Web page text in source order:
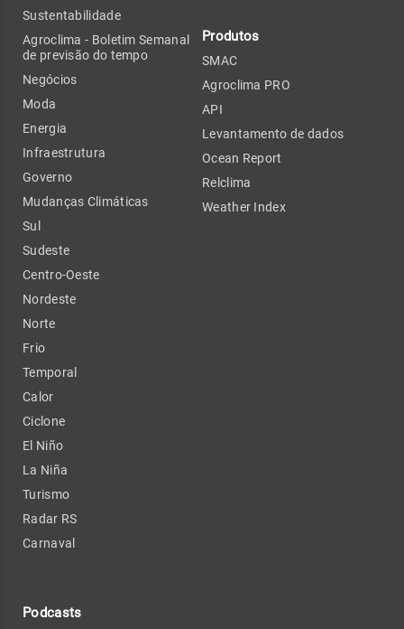
Sustentabilidade
Agroclima - Boletim Semanal
de previsão do tempo
Negócios
Moda
Energia
Infraestrutura
Governo
Mudanças Climáticas
Sul
Sudeste
Centro-Oeste
Nordeste
Norte
Frio
Temporal
Calor
Ciclone
El Niño
La Niña
Turismo
Radar RS
Carnaval
Podcasts
Produtos
SMAC
Agroclima PRO
API
Levantamento de dados
Ocean Report
Relclima
Weather Index